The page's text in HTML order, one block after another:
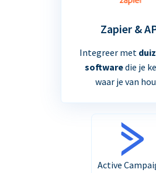
Zapier &
Integreer met
softwaredie je
waar je van
Active